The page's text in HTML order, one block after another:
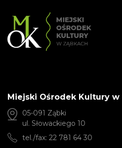
Miejski Ośrodek Kultury w
05-091 Ząbki
ul. Słowackiego 10
tel./fax: 22 781 64 30